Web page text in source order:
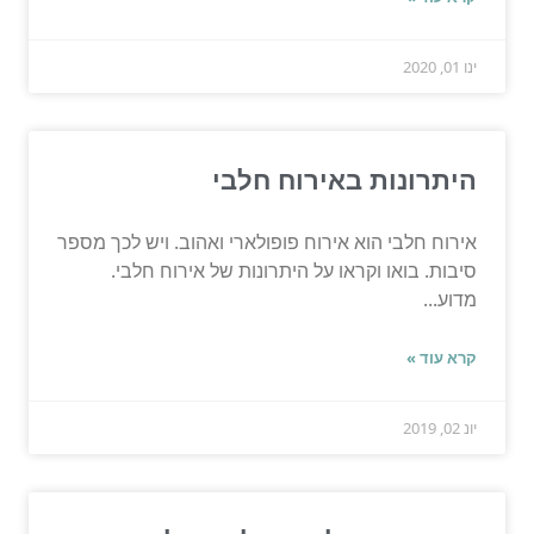
ינו 01, 2020
היתרונות באירוח חלבי
אירוח חלבי הוא אירוח פופולארי ואהוב. ויש לכך מספר
סיבות. בואו וקראו על היתרונות של אירוח חלבי.
מדוע...
קרא עוד »
יונ 02, 2019